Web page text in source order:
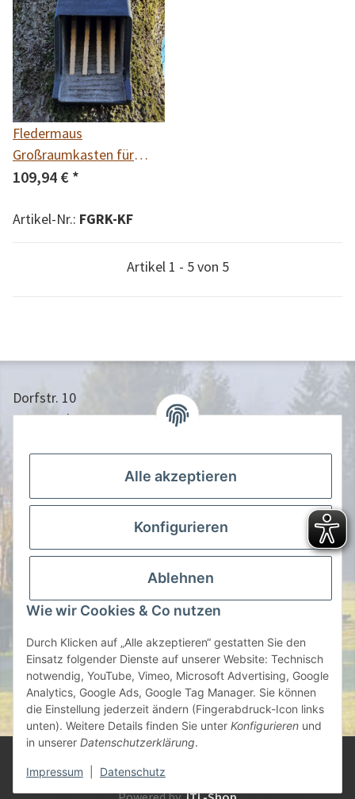
Alle akzeptieren
Konfigurieren
Ablehnen
Wie wir Cookies & Co nutzen
Durch Klicken auf „Alle akzeptieren“ gestatten Sie den
Einsatz folgender Dienste auf unserer Website: Technisch
notwendig, YouTube, Vimeo, Microsoft Advertising, Google
Analytics, Google Ads, Google Tag Manager. Sie können
die Einstellung jederzeit ändern (Fingerabdruck-Icon links
unten). Weitere Details finden Sie unter Konfigurieren und
in unserer Datenschutzerklärung.
Impressum Datenschutz
Fledermaus
Großraumkasten für
Kleinfledermäuse
109,94 € *
Artikel-Nr.: FGRK-KF
Artikel 1 - 5 von 5
Dorfstr. 10
24613 Aukrug
Gesetzliche Informationen
Information
oder auf Rechnung | Vorauskasse
* Alle Preise inkl. gesetzlicher USt., zzgl.Versand
Artenschutzprodukte - Hasselfeldt GmbH